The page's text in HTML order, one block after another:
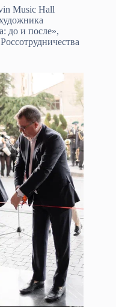
Music Hall
до и после»,